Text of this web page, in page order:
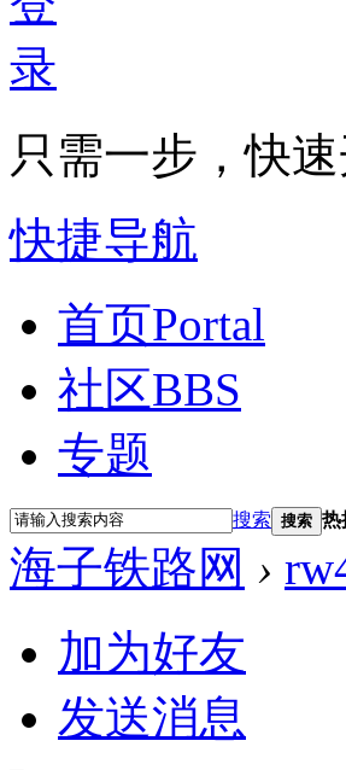
只需一步，快
快捷导航
首页Portal
社区BBS
专题
搜索 搜索 热
海子铁路网 ›
加为好友
发送消息